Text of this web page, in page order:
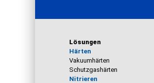
Lösungen
Härten
Vakuumhärten
Schutzgashärten
Nitrieren